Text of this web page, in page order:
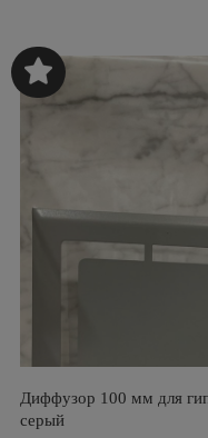
Диффузор 100 мм для
серый